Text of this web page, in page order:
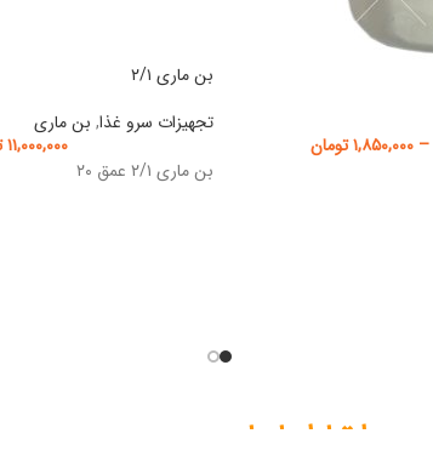
– ۱,۸۵۰,۰۰۰تومان
بن ماری ۲/۱
تجهیزات سرو غذا, بن ماری
۱۱,۰۰۰,۰۰۰
بن ماری ۲/۱ عمق ۲۰
ارتباط با ما